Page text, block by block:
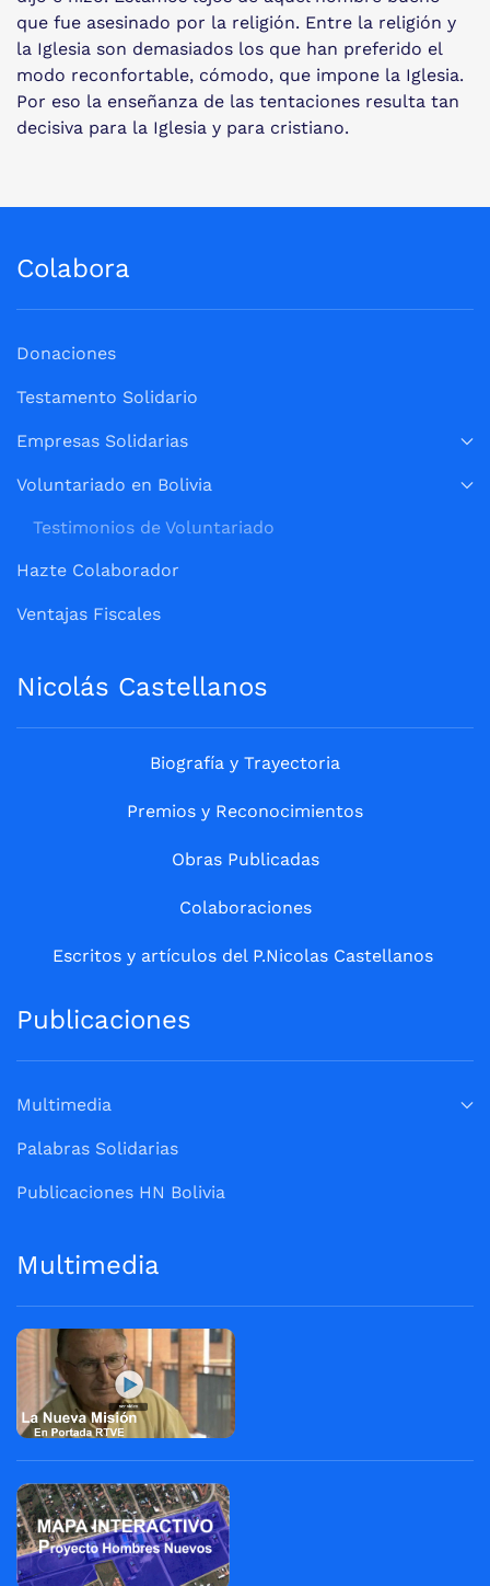
que fue asesinado por la religión. Entre la religión y
la Iglesia son demasiados los que han preferido el
modo reconfortable, cómodo, que impone la Iglesia.
Por eso la enseñanza de las tentaciones resulta tan
decisiva para la Iglesia y para cristiano.
Colabora
Donaciones
Testamento Solidario
Empresas Solidarias
Voluntariado en Bolivia
Testimonios de Voluntariado
Hazte Colaborador
Ventajas Fiscales
Nicolás Castellanos
Biografía y Trayectoria
Premios y Reconocimientos
Obras Publicadas
Colaboraciones
Escritos y artículos del P.Nicolas Castellanos
Publicaciones
Multimedia
Palabras Solidarias
Publicaciones HN Bolivia
Multimedia